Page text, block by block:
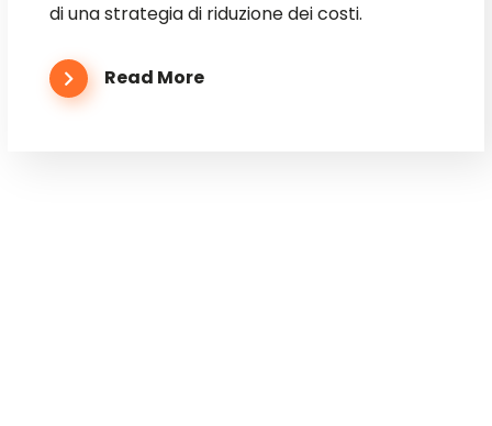
di una strategia di riduzione dei costi.
Read More